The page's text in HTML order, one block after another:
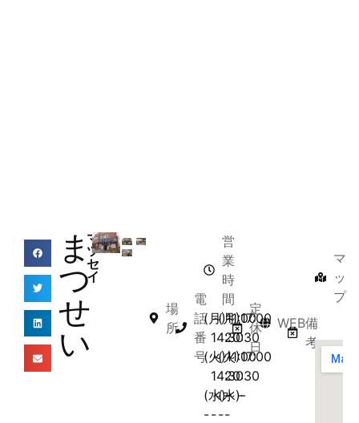
ま
つ
せ
い
マ
ツ
セ
イ
場
所
電
話
番
号
営
業
時
間
(月)11:00
～
14:30
(月)17:00
～
20:30
(火)11:00
～
14:30
(火)17:00
～
20:30
(水)-
-
～-
-
(水)-
-
～-
-
定
休
日
WEB備
考
マ
ッ
プ